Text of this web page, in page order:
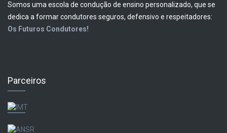
Somos uma escola de condução de ensino personalizado, que se
dedica a formar condutores seguros, defensivo e respeitadores:
Os Futuros Condutores!
Parceiros